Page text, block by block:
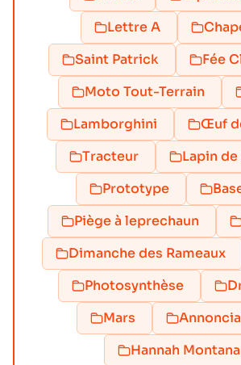
Lettre A
Saint Patrick
Fée
Moto Tout-Terrain
Lamborghini
Œuf
Tracteur
Lapin de
Prototype
Piège à leprechaun
Dimanche des Rameaux
Photosynthèse
Mars
Hannah Montana